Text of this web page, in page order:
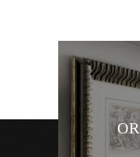
ューア
これから
す。